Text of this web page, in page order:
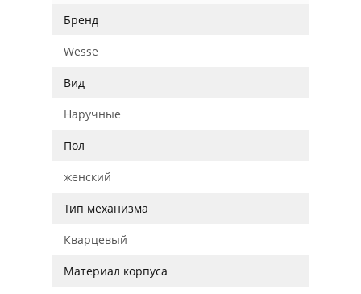
Бренд
Wesse
Вид
Наручные
Пол
женский
Тип механизма
Кварцевый
Материал корпуса